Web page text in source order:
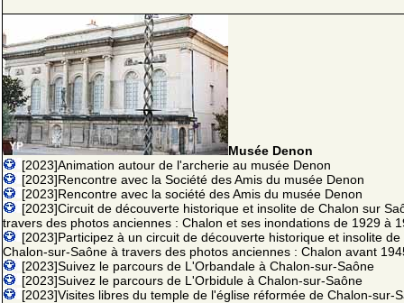
Musée Denon
[2023]Animation autour de l'archerie au musée Denon
[2023]Rencontre avec la Société des Amis du musée Denon
[2023]Rencontre avec la société des Amis du musée Denon
[2023]Circuit de découverte historique et insolite de Chalon sur
travers des photos anciennes : Chalon et ses inondations de 1929 à
[2023]Participez à un circuit de découverte historique et insolite de
Chalon-sur-Saône à travers des photos anciennes : Chalon avant
[2023]Suivez le parcours de L'Orbandale à Chalon-sur-Saône
[2023]Suivez le parcours de L'Orbidule à Chalon-sur-Saône
[2023]Visites libres du temple de l'église réformée de Chalon-sur-